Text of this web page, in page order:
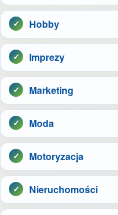
Hobby
Imprezy
Marketing
Moda
Motoryzacja
Nieruchomości